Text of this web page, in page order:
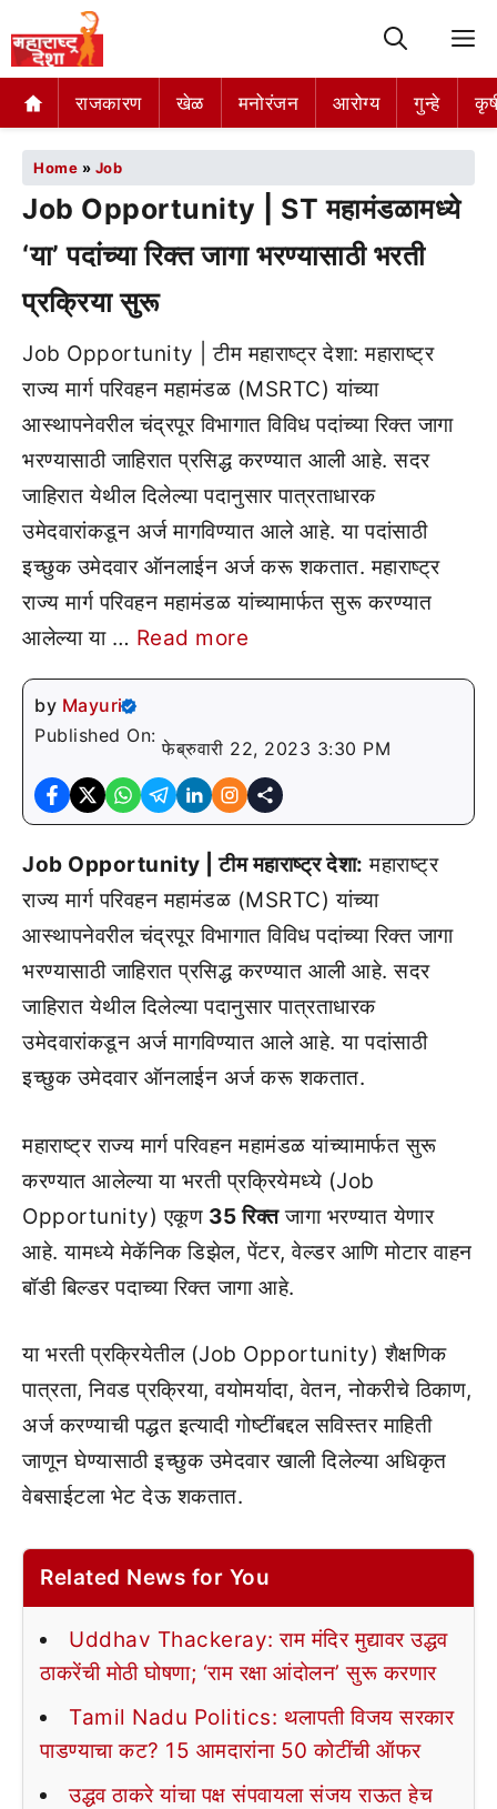
राजकारण खेळ मनोरंजन आरोग्य गुन्हे
Home » Job
Job Opportunity | ST महामंडळामध्ये
‘या’ पदांच्या रिक्त जागा भरण्यासाठी भरती
प्रक्रिया सुरू
Job Opportunity | टीम महाराष्ट्र देशा: महाराष्ट्र
राज्य मार्ग परिवहन महामंडळ (MSRTC) यांच्या
आस्थापनेवरील चंद्रपूर विभागात विविध पदांच्या रिक्त जागा
भरण्यासाठी जाहिरात प्रसिद्ध करण्यात आली आहे. सदर
जाहिरात येथील दिलेल्या पदानुसार पात्रताधारक
उमेदवारांकडून अर्ज मागविण्यात आले आहे. या पदांसाठी
इच्छुक उमेदवार ऑनलाईन अर्ज करू शकतात. महाराष्ट्र
राज्य मार्ग परिवहन महामंडळ यांच्यामार्फत सुरू करण्यात
आलेल्या या … Read more
by Mayuri
Published On:
फेब्रुवारी 22, 2023 3:30 PM
Job Opportunity | टीम महाराष्ट्र देशा: महाराष्ट्र
राज्य मार्ग परिवहन महामंडळ (MSRTC) यांच्या
आस्थापनेवरील चंद्रपूर विभागात विविध पदांच्या रिक्त जागा
भरण्यासाठी जाहिरात प्रसिद्ध करण्यात आली आहे. सदर
जाहिरात येथील दिलेल्या पदानुसार पात्रताधारक
उमेदवारांकडून अर्ज मागविण्यात आले आहे. या पदांसाठी
इच्छुक उमेदवार ऑनलाईन अर्ज करू शकतात.
महाराष्ट्र राज्य मार्ग परिवहन महामंडळ यांच्यामार्फत सुरू
करण्यात आलेल्या या भरती प्रक्रियेमध्ये (Job
Opportunity) एकूण 35 रिक्तजागा भरण्यात येणार
आहे. यामध्ये मेकॅनिक डिझेल, पेंटर, वेल्डर आणि मोटार वाहन
बॉडी बिल्डर पदाच्या रिक्त जागा आहे.
या भरती प्रक्रियेतील (Job Opportunity) शैक्षणिक
पात्रता, निवड प्रक्रिया, वयोमर्यादा, वेतन, नोकरीचे ठिकाण,
अर्ज करण्याची पद्धत इत्यादी गोष्टींबद्दल सविस्तर माहिती
जाणून घेण्यासाठी इच्छुक उमेदवार खाली दिलेल्या अधिकृत
वेबसाईटला भेट देऊ शकतात.
Related News for You
Uddhav Thackeray: राम मंदिर मुद्यावर उद्धव
ठाकरेंची मोठी घोषणा; ‘राम रक्षा आंदोलन’ सुरू करणार
Tamil Nadu Politics: थलापती विजय सरकार
पाडण्याचा कट? 15 आमदारांना 50 कोटींची ऑफर
उद्धव ठाकरे यांचा पक्ष संपवायला संजय राऊत हेच